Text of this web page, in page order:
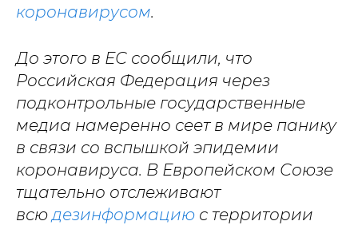
коронавирусом.
До этого в ЕС сообщили, что
Российская Федерация через
подконтрольные государственные
медиа намеренно сеет в мире панику
в связи со вспышкой эпидемии
коронавируса. В Европейском Союзе
тщательно отслеживают
всюдезинформацию с территории